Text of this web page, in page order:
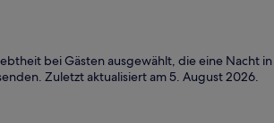
bei Gästen ausgewählt, die eine Nacht
Zuletzt aktualisiert am5. August 2026.